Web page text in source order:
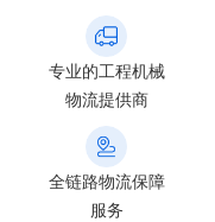
专业的工程机械
物流提供商
全链路物流保障
服务